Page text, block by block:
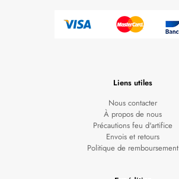
Liens utiles
Nous contacter
À propos de nous
Précautions feu d'artifice
Envois et retours
Politique de remboursement